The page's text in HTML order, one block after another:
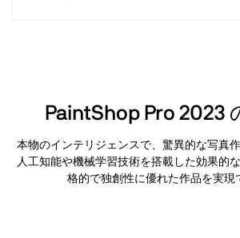
PaintShop Pro 2023
本物のインテリジェンスで、驚異的な写真
人工知能や機械学習技術を搭載した効果的
格的で独創性に優れた作品を実現